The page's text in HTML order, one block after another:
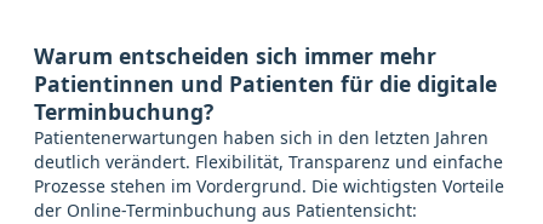
Warum entscheiden sich immer mehr
Patientinnen und Patienten für die digitale
Terminbuchung?
Patientenerwartungen haben sich in den letzten Jahren
deutlich verändert. Flexibilität, Transparenz und einfache
Prozesse stehen im Vordergrund. Die wichtigsten Vorteile
der Online-Terminbuchung aus Patientensicht: